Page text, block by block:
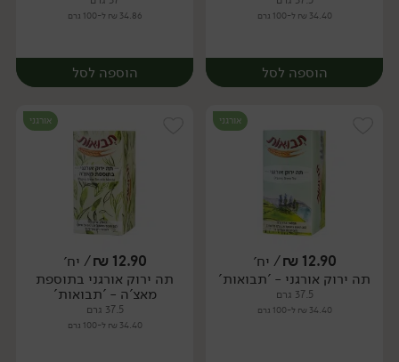
34.40 ₪ ל-100 גרם
הוספה לסל
יח׳
34.86 ₪ ל-100 גרם
הוספה לסל
יח׳
אורגני
12.90
₪/ יח׳
תה ירוק אורגני - 'תבואות'
37.5 גרם
34.40 ₪ ל-100 גרם
אורגני
12.90
₪/ יח׳
תה ירוק אורגני בתוספת
מאצ'ה - 'תבואות'
37.5 גרם
34.40 ₪ ל-100 גרם